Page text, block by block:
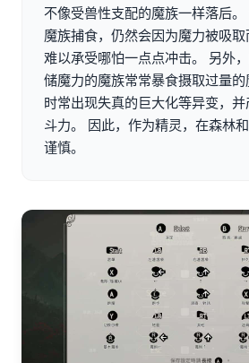
不像受兽性支配的魔族一样落后
魔族捕食，仍然会因为魔力被吸取
难以承受哪怕一点点冲击。 另外
储魔力的魔族常常暴食摄取过量
时常出现失真的巨大化等异变，
斗力。 因此，作为精灵，在森林
谨慎。